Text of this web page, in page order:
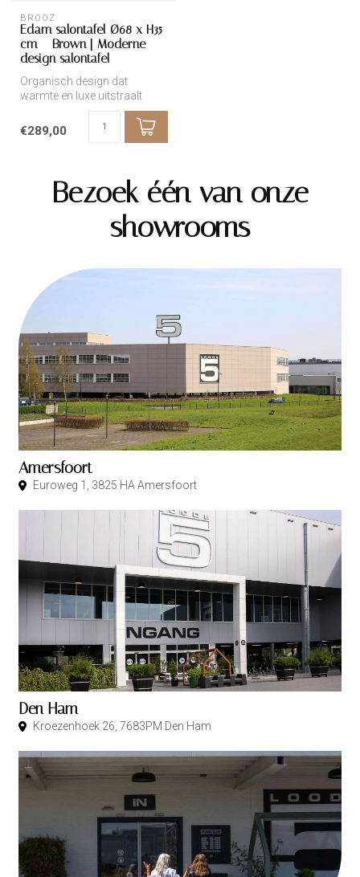
BROOZ
Edam salontafel Ø68 x H35
cm – Brown | Moderne
design salontafel
Organisch design dat
warmte en luxe uitstraalt
€289,00
Bezoek één van onze
showrooms
Amersfoort
Euroweg 1, 3825 HA Amersfoort
Den Ham
Kroezenhoek 26, 7683PM Den Ham